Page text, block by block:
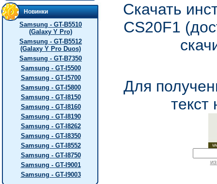
Новинки
Samsung - GT-B5510
(Galaxy Y Pro)
Samsung - GT-B5512
(Galaxy Y Pro Duos)
Samsung - GT-B7350
Samsung - GT-I5500
Samsung - GT-I5700
Samsung - GT-I5800
Samsung - GT-I8150
Samsung - GT-I8160
Samsung - GT-I8190
Samsung - GT-I8262
Samsung - GT-I8350
Samsung - GT-I8552
Samsung - GT-I8750
Samsung - GT-I9001
Samsung - GT-I9003
Скачать
CS20F1
Для
текст